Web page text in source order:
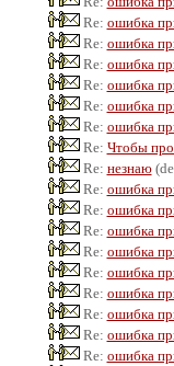
Re: ошибка
Re: ошибка
Re: ошибка
Re: ошибка
Re: ошибка
Re: ошибка
Re: Чтобы
Re: незнаю
Re: ошибка
Re: ошибка
Re: ошибка
Re: ошибка
Re: ошибка
Re: ошибка
Re: ошибка
Re: ошибка
Re: ошибка